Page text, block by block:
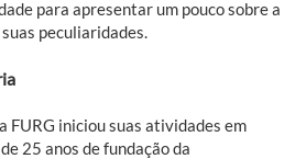
para apresentar um pouco sobre a
peculiaridades.
FURG iniciou suas atividades em
25 anos de fundação da